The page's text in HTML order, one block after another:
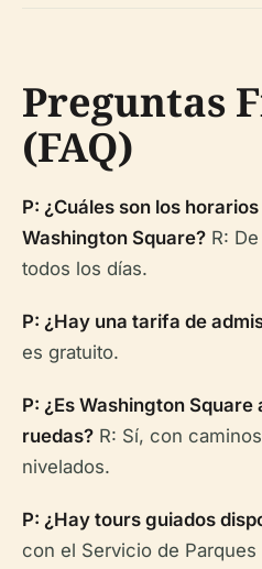
Preguntas
(FAQ)
P: ¿Cuáles son los
Washington Square? R:
todos los días.
P: ¿Hay una tarifa de
es gratuito.
P: ¿Es Washington
ruedas? R: Sí, con
nivelados.
P: ¿Hay tours guiados
con el Servicio de